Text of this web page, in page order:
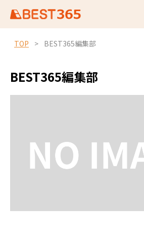
TOP > BEST365編集部
BEST365編集部